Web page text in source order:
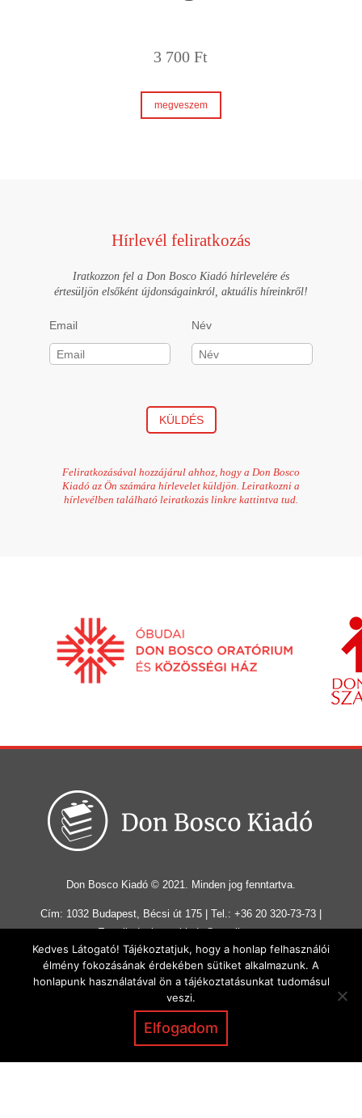
3 700Ft
megveszem
Hírlevél feliratkozás
Iratkozzon fel a Don Bosco Kiadó hírlevelére és
értesüljön elsőként újdonságainkról, aktuális híreinkről!
Email Név
KÜLDÉS
Feliratkozásával hozzájárul ahhoz, hogy a Don Bosco
Kiadó az Ön számára hírlevelet küldjön. Leiratkozni a
hírlevélben található leiratkozás linkre kattintva tud.
Don Bosco Kiadó © 2021. Minden jog fenntartva.
Cím: 1032 Budapest, Bécsi út 175 | Tel.: +36 20 320-73-73 |
E-mail: donboscokiado@gmail.com
Könyvek Ajándéktárgyak Rólunk
Blog
Adományozás
Általános szerződési feltételek|Adatvédelmi irányelvek
Kedves Látogató! Tájékoztatjuk, hogy a honlap felhasználói
élmény fokozásának érdekében sütiket alkalmazunk. A
honlapunk használatával ön a tájékoztatásunkat tudomásul
veszi.
Elfogadom